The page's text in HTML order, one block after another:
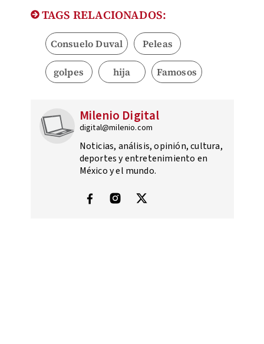
TAGS RELACIONADOS:
Consuelo Duval Peleas
golpes hija Famosos
Milenio Digital
digital@milenio.com
Noticias, análisis, opinión, cultura,
deportes y entretenimiento en
México y el mundo.